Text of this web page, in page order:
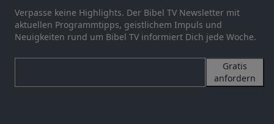
Verpasse keine Highlights. Der Bibel TV Newsletter mit
aktuellen Programmtipps, geistlichem Impuls und
Neuigkeiten rund um Bibel TV informiert Dich jede Woche.
Gratis
anfordern